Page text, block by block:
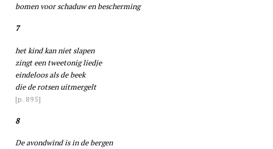
bomen voor schaduw en bescherming
7
het kind kan niet slapen
zingt een tweetonig liedje
eindeloos als de beek
die de rotsen uitmergelt
[p. 895]
8
De avondwind is in de bergen